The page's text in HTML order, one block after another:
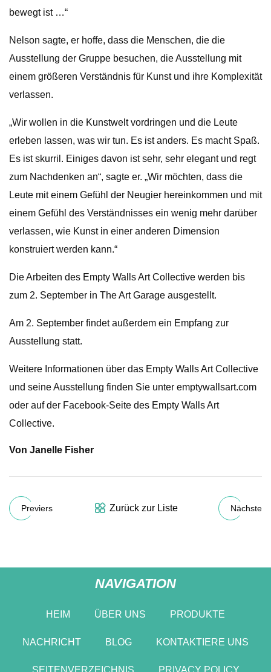
bewegt ist …“
Nelson sagte, er hoffe, dass die Menschen, die die
Ausstellung der Gruppe besuchen, die Ausstellung mit
einem größeren Verständnis für Kunst und ihre Komplexität
verlassen.
„Wir wollen in die Kunstwelt vordringen und die Leute
erleben lassen, was wir tun. Es ist anders. Es macht Spaß.
Es ist skurril. Einiges davon ist sehr, sehr elegant und regt
zum Nachdenken an“, sagte er. „Wir möchten, dass die
Leute mit einem Gefühl der Neugier hereinkommen und mit
einem Gefühl des Verständnisses ein wenig mehr darüber
verlassen, wie Kunst in einer anderen Dimension
konstruiert werden kann.“
Die Arbeiten des Empty Walls Art Collective werden bis
zum 2. September in The Art Garage ausgestellt.
Am 2. September findet außerdem ein Empfang zur
Ausstellung statt.
Weitere Informationen über das Empty Walls Art Collective
und seine Ausstellung finden Sie unter emptywallsart.com
oder auf der Facebook-Seite des Empty Walls Art
Collective.
Von Janelle Fisher
Previers Zurück zur Liste Nächste
NAVIGATION
HEIM ÜBER UNS PRODUKTE
NACHRICHT BLOG KONTAKTIERE UNS
SEITENVERZEICHNIS PRIVACY POLICY